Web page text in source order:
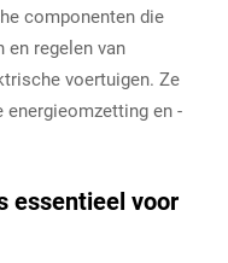
componenten die
en regelen van
voertuigen. Ze
en -
essentieel voor